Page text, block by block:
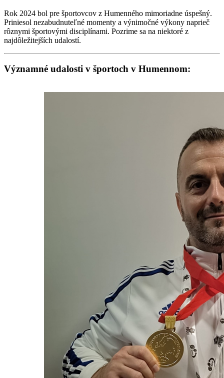
Rok 2024 bol pre športovcov z Humenného mimoriadne úspešný.
Priniesol nezabudnuteľné momenty a výnimočné výkony naprieč
rôznymi športovými disciplínami. Pozrime sa na niektoré z
najdôležitejších udalostí.
Významné udalosti v športoch v Humennom: